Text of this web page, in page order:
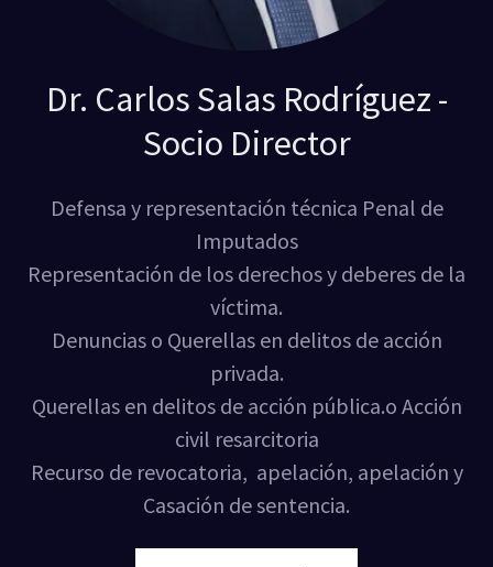
Dr. Carlos Salas Rodríguez -
Socio Director
Defensa y representación técnica Penal de
Imputados
Representación de los derechos y deberes de la
víctima.
Denuncias o Querellas en delitos de acción
privada.
Querellas en delitos de acción pública.o Acción
civil resarcitoria
Recurso de revocatoria, apelación, apelación y
Casación de sentencia.